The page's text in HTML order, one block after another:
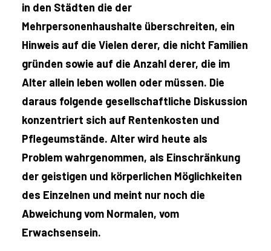
in den Städten die der
Mehrpersonenhaushalte überschreiten, ein
Hinweis auf die Vielen derer, die nicht Familien
gründen sowie auf die Anzahl derer, die im
Alter allein leben wollen oder müssen. Die
daraus folgende gesellschaftliche Diskussion
konzentriert sich auf Rentenkosten und
Pflegeumstände. Alter wird heute als
Problem wahrgenommen, als Einschränkung
der geistigen und körperlichen Möglichkeiten
des Einzelnen und meint nur noch die
Abweichung vom Normalen, vom
Erwachsensein.